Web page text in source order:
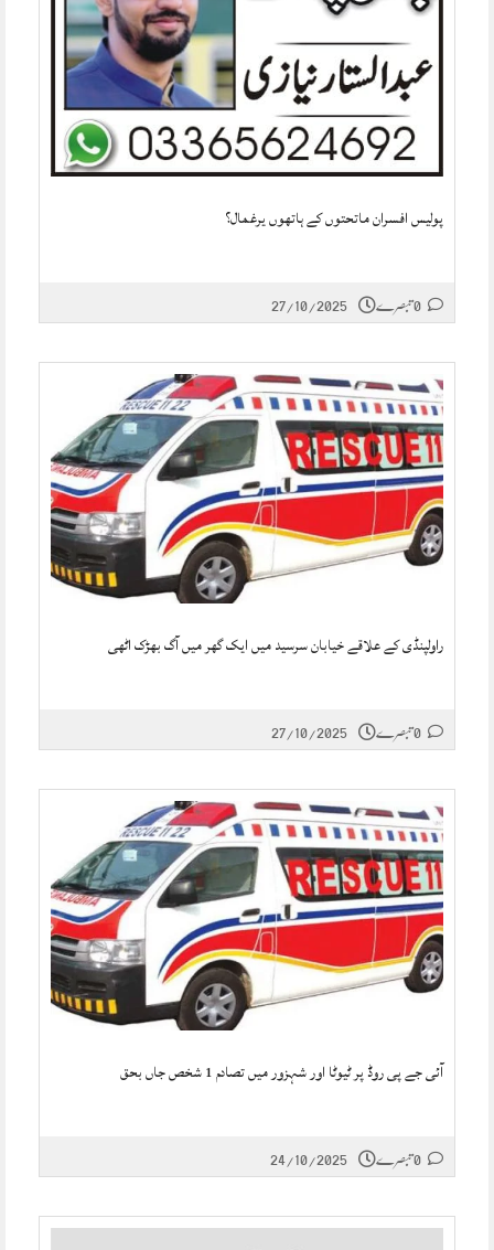
پولیس افسران ماتحتوں کے ہاتھوں یرغمال؟
27/10/2025
راولپنڈی کے علاقے خیابان سرسید میں ایک گھر میں آگ بھڑک اٹھی
27/10/2025
آئی جے پی روڈ پر ٹیوٹا اور شہزور میں تصادم 1 شخص جاں بحق
24/10/2025